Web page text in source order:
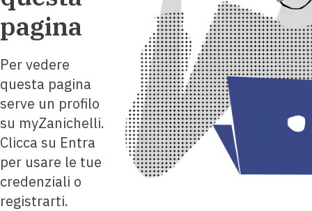
pagina
Per vedere
questa pagina
serve un profilo
su myZanichelli.
Clicca su Entra
per usare le tue
credenziali o
registrarti.